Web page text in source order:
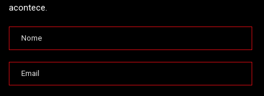
acontece.